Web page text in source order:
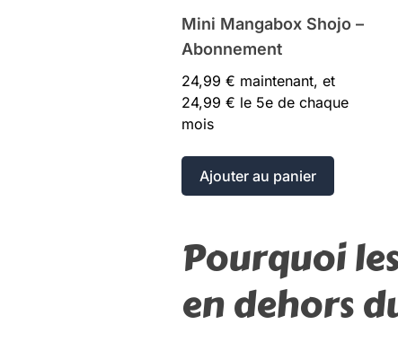
Mini Mangabox Shojo –
Abonnement
24,99 € maintenant, et
24,99 € le 5e de chaque
mois
Ajouter au panier
Pourquoi
en dehors